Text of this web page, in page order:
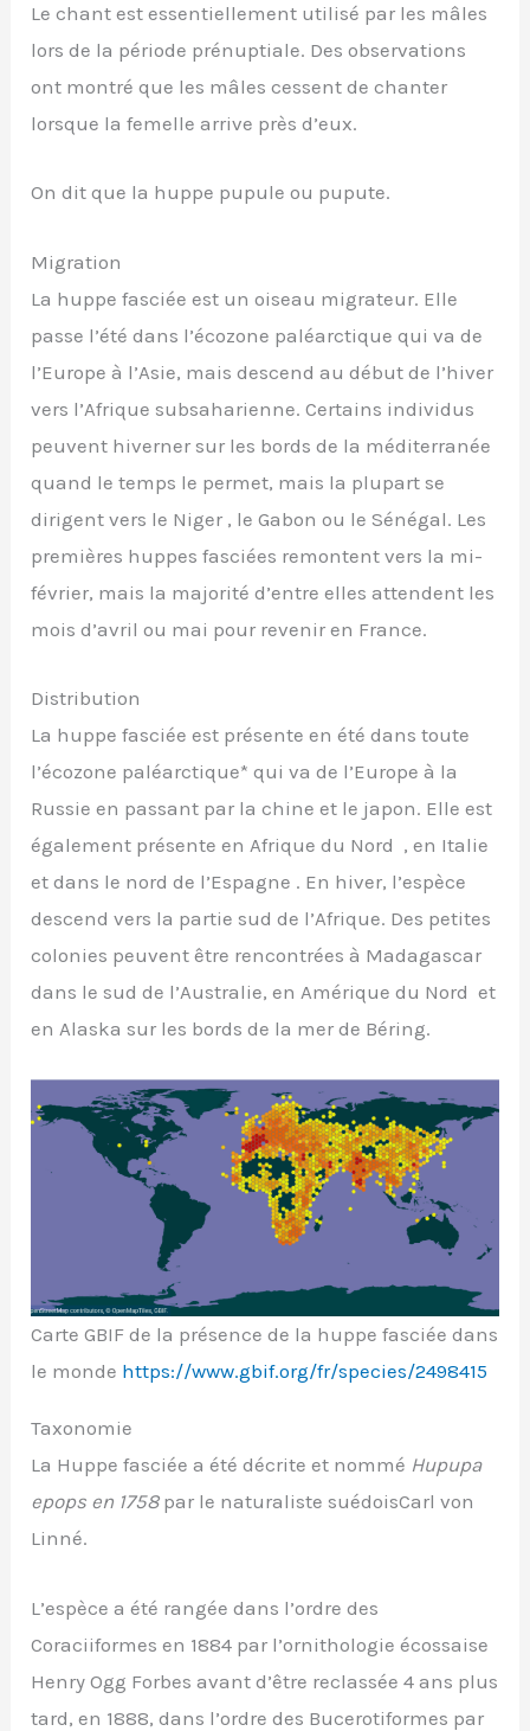
Le chant est essentiellement utilisé par les mâles
lors de la période prénuptiale. Des observations
ont montré que les mâles cessent de chanter
lorsque la femelle arrive près d’eux.
On dit que la huppe pupule ou pupute.
Migration
La huppe fasciée est un oiseau migrateur. Elle
passe l’été dans l’écozone paléarctique qui va de
l’Europe à l’Asie, mais descend au début de l’hiver
vers l’Afrique subsaharienne. Certains individus
peuvent hiverner sur les bords de la méditerranée
quand le temps le permet, mais la plupart se
dirigent vers le Niger , le Gabon ou le Sénégal. Les
premières huppes fasciées remontent vers la mi-
février, mais la majorité d’entre elles attendent les
mois d’avril ou mai pour revenir en France.
Distribution
La huppe fasciée est présente en été dans toute
l’écozone paléarctique* qui va de l’Europe à la
Russie en passant par la chine et le japon. Elle est
également présente en Afrique du Nord , en Italie
et dans le nord de l’Espagne . En hiver, l’espèce
descend vers la partie sud de l’Afrique. Des petites
colonies peuvent être rencontrées à Madagascar
dans le sud de l’Australie, en Amérique du Nord et
en Alaska sur les bords de la mer de Béring.
Carte GBIF de la présence de la huppe fasciée dans
le monde https://www.gbif.org/fr/species/2498415
Taxonomie
La Huppe fasciée a été décrite et nommé Hupupa
epops en 1758 par le naturaliste suédoisCarl von
Linné.
L’espèce a été rangée dans l’ordre des
Coraciiformes en 1884 par l’ornithologie écossaise
Henry Ogg Forbes avant d’être reclassée 4 ans plus
tard, en 1888, dans l’ordre des Bucerotiformes par